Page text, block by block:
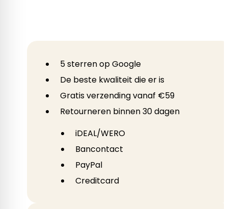
5 sterren op Google
De beste kwaliteit die er is
Gratis verzending vanaf €59
Retourneren binnen 30 dagen
iDEAL/WERO
Bancontact
PayPal
Creditcard